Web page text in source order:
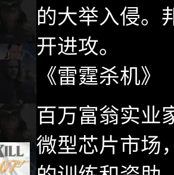
的大举入侵。
开进攻。
《雷霆杀机》
百万富翁实业
微型芯片市场